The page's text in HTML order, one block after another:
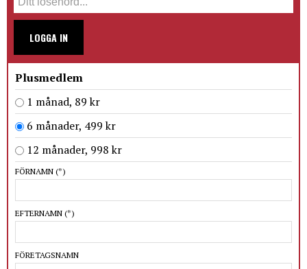
LOGGA IN
Plusmedlem
1 månad, 89 kr
6 månader, 499 kr
12 månader, 998 kr
FÖRNAMN (*)
EFTERNAMN (*)
FÖRETAGSNAMN